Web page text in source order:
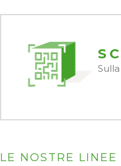
LE NOSTRE LINEE